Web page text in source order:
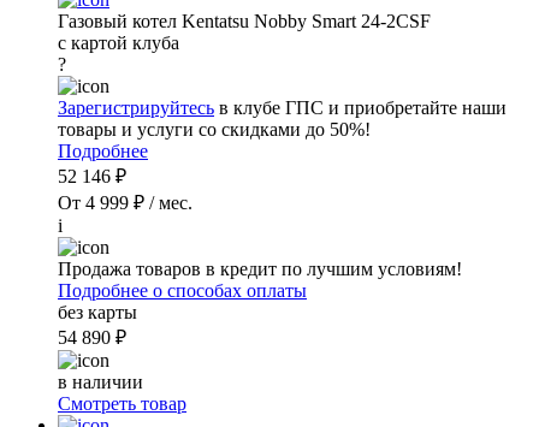
Газовый котел Kentatsu Nobby Smart 24-2CSF
с картой клуба
?
Зарегистрируйтесь в клубе ГПС и приобретайте наши
товары и услуги со скидками до 50%!
Подробнее
52 146 ₽
От 4 999 ₽ / мес.
i
Продажа товаров в кредит по лучшим условиям!
Подробнее о способах оплаты
без карты
54 890 ₽
в наличии
Смотреть товар